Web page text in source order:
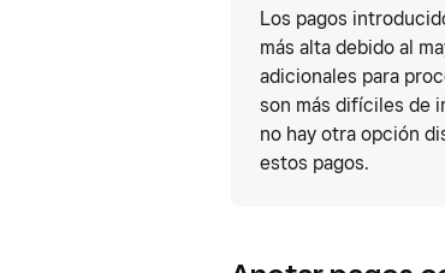
Los pagos
más alta debido al
adicionales para
son más difíciles de
no hay otra opción
estos pagos.